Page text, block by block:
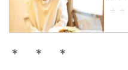
ま
い
＊ ＊ ＊